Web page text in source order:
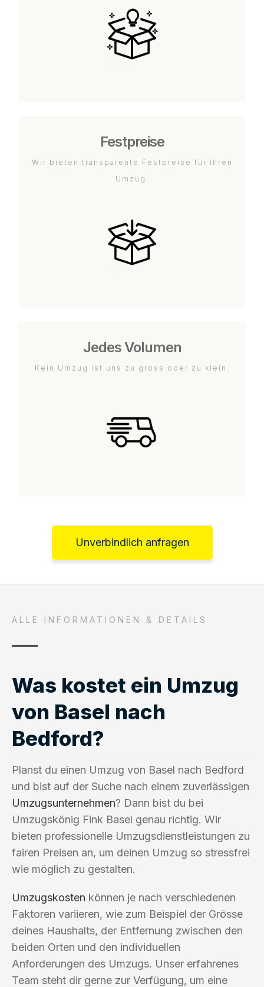
Festpreise
Wir bieten transparente Festpreise für Ihren
Umzug.
Jedes Volumen
Kein Umzug ist uns zu gross oder zu klein.
Unverbindlich anfragen
ALLE INFORMATIONEN & DETAILS
Was kostet ein Umzug
von Basel nach
Bedford?
Planst du einen Umzug von Basel nach Bedford
und bist auf der Suche nach einem zuverlässigen
Umzugsunternehmen? Dann bist du bei
Umzugskönig Fink Basel genau richtig. Wir
bieten professionelle Umzugsdienstleistungen zu
fairen Preisen an, um deinen Umzug so stressfrei
wie möglich zu gestalten.
Umzugskosten können je nach verschiedenen
Faktoren variieren, wie zum Beispiel der Grösse
deines Haushalts, der Entfernung zwischen den
beiden Orten und den individuellen
Anforderungen des Umzugs. Unser erfahrenes
Team steht dir gerne zur Verfügung, um eine